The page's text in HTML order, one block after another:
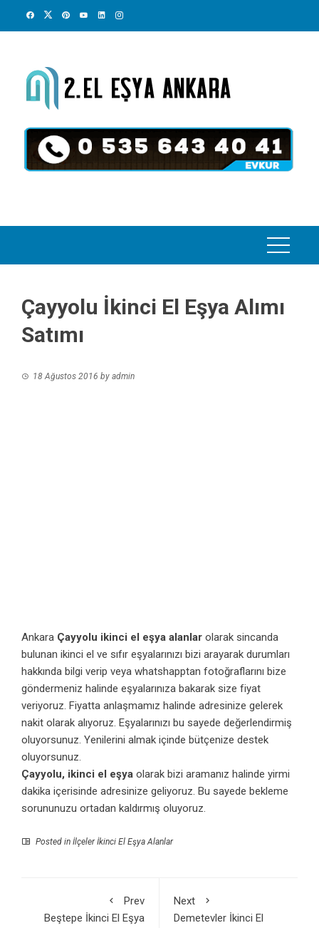
Çayyolu İkinci El Eşya Alımı
Satımı
18 Ağustos 2016 by admin
Ankara Çayyolu ikinci el eşya alanlar olarak sincanda
bulunan ikinci el ve sıfır eşyalarınızı bizi arayarak durumları
hakkında bilgi verip veya whatshapptan fotoğraflarını bize
göndermeniz halinde eşyalarınıza bakarak size fiyat
veriyoruz. Fiyatta anlaşmamız halinde adresinize gelerek
nakit olarak alıyoruz. Eşyalarınızı bu sayede değerlendirmiş
oluyorsunuz. Yenilerini almak içinde bütçenize destek
oluyorsunuz.
Çayyolu, ikinci el eşya olarak bizi aramanız halinde yirmi
dakika içerisinde adresinize geliyoruz. Bu sayede bekleme
sorununuzu ortadan kaldırmış oluyoruz.
Posted in İlçeler İkinci El Eşya Alanlar
Prev
Beştepe İkinci El Eşya
Next
Demetevler İkinci El